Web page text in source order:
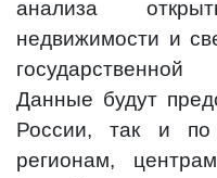
анализа
недвижимости и
Данные будут
России, так и по
регионам,